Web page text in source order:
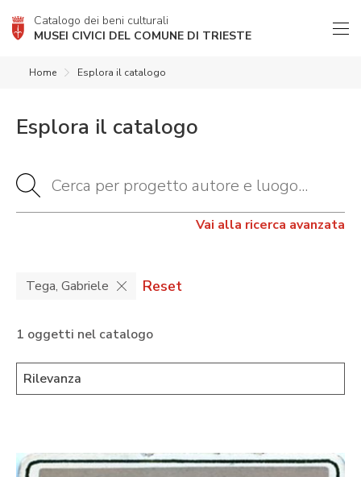
Catalogo dei beni culturali
MUSEI CIVICI DEL COMUNE DI TRIESTE
Home Esplora il catalogo
Esplora il catalogo
Vai alla ricerca avanzata
Tega, Gabriele Reset
1 oggetti nel catalogo